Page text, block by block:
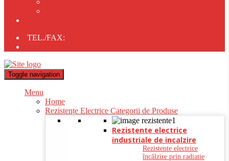
TEL./FAX:
Toggle navigation
Menu
Home
Rezistențe Electrice Categorii de Produse
Rezistente electrice
industriale de incalzire
Rezistente electrice
încălzire prin radiatie